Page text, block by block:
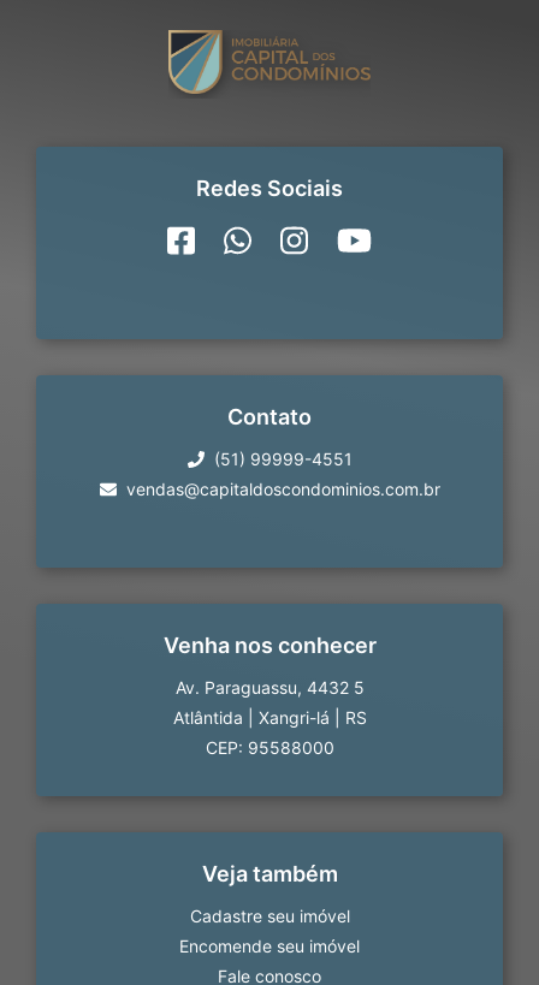
Redes Sociais
Contato
(51) 99999-4551
vendas@capitaldoscondominios.com.br
Venha nos conhecer
Av. Paraguassu, 4432 5
Atlântida
Xangri-lá
RS
CEP: 95588000
Veja também
Cadastre seu imóvel
Encomende seu imóvel
Fale conosco